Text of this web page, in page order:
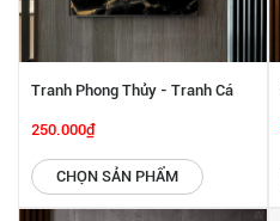
Tranh Phong Thủy - Tranh Cá
Cảnh Xòe Đuôi SGP 442231
250.000₫
CHỌN SẢN PHẨM